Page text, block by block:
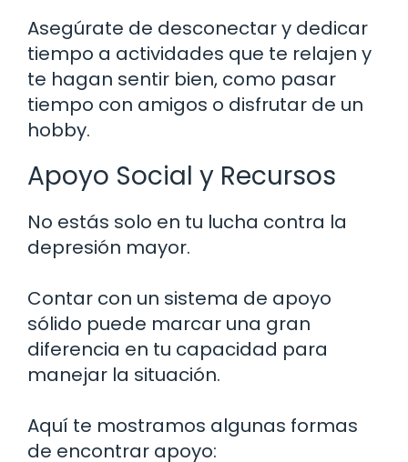
Asegúrate de desconectar y dedicar
tiempo a actividades que te relajen y
te hagan sentir bien, como pasar
tiempo con amigos o disfrutar de un
hobby.
Apoyo Social y Recursos
No estás solo en tu lucha contra la
depresión mayor.
Contar con un sistema de apoyo
sólido puede marcar una gran
diferencia en tu capacidad para
manejar la situación.
Aquí te mostramos algunas formas
de encontrar apoyo: